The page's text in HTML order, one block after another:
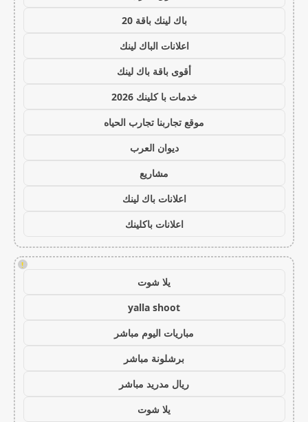
باك لينك باقة 20
اعلانات الباك لينك
أقوى باقة باك لينك
خدمات با كلينك 2026
موقع تجاربنا تجارب الحياه
ديوان العرب
مشاريع
اعلانات باك لينك
اعلانات باكلينك
!
يلا شوت
yalla shoot
مباريات اليوم مباشر
برشلونة مباشر
ريال مدريد مباشر
يلا شوت